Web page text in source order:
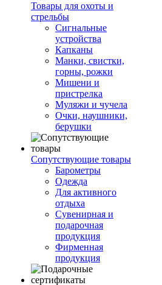
Товары для охоты и
стрельбы
Сигнальные
устройства
Капканы
Манки, свистки,
горны, рожки
Мишени и
пристрелка
Муляжи и чучела
Очки, наушники,
берушки
Сопутствующие товары
Барометры
Одежда
Для активного
отдыха
Сувенирная и
подарочная
продукция
Фирменная
продукция